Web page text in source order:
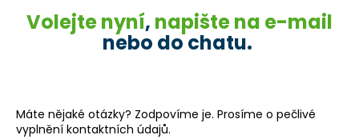
Volejte nyní, napište na e-mail
nebo do chatu.
Máte nějaké otázky? Zodpovíme je. Prosíme o pečlivé
vyplnění kontaktních údajů.